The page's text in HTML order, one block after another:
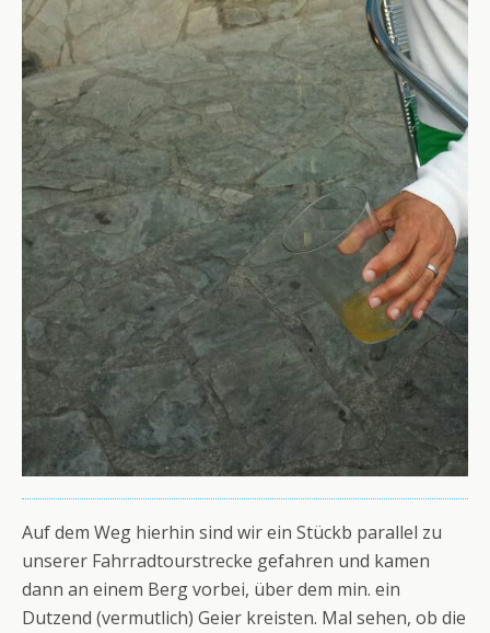
Auf dem Weg hierhin sind wir ein Stückb parallel zu
unserer Fahrradtourstrecke gefahren und kamen
dann an einem Berg vorbei, über dem min. ein
Dutzend (vermutlich) Geier kreisten. Mal sehen, ob die